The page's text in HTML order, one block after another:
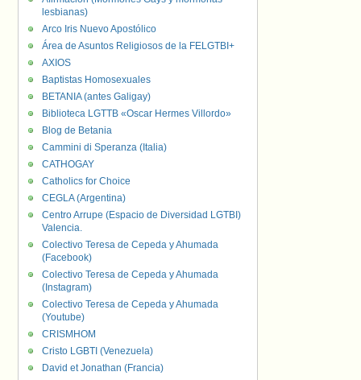
lesbianas)
Arco Iris Nuevo Apostólico
Área de Asuntos Religiosos de la FELGTBI+
AXIOS
Baptistas Homosexuales
BETANIA (antes Galigay)
Biblioteca LGTTB «Oscar Hermes Villordo»
Blog de Betania
Cammini di Speranza (Italia)
CATHOGAY
Catholics for Choice
CEGLA (Argentina)
Centro Arrupe (Espacio de Diversidad LGTBI)
Valencia.
Colectivo Teresa de Cepeda y Ahumada
(Facebook)
Colectivo Teresa de Cepeda y Ahumada
(Instagram)
Colectivo Teresa de Cepeda y Ahumada
(Youtube)
CRISMHOM
Cristo LGBTI (Venezuela)
David et Jonathan (Francia)